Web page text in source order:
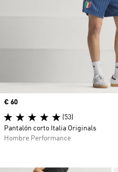
Precio
€ 60
(53)
Pantalón corto Italia Originals
Hombre Performance